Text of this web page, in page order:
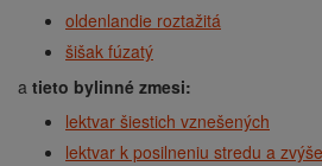
oldenlandie roztažitá
šišak fúzatý
a tieto bylinné zmesi:
lektvar šiestich vznešených
lektvar k posilneniu stredu a